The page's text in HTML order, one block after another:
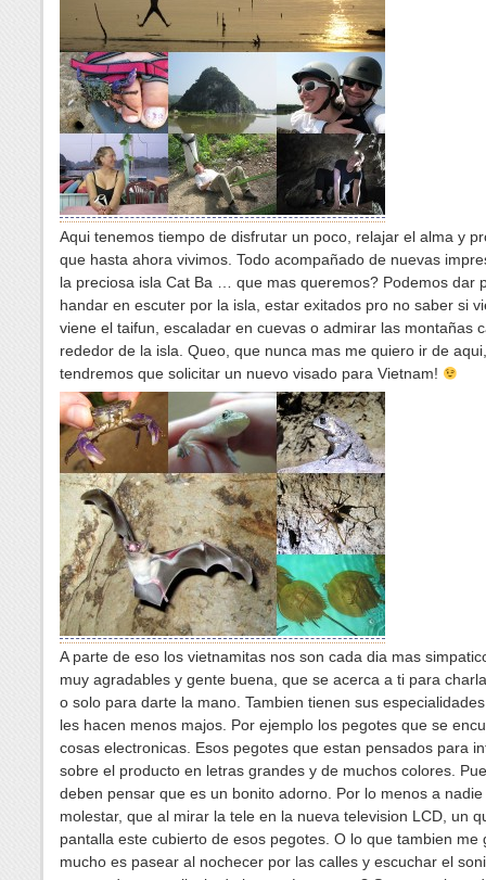
Aqui tenemos tiempo de disfrutar un poco, relajar el alma y
que hasta ahora vivimos. Todo acompañado de nuevas
la preciosa isla Cat Ba … que mas queremos? Podemos dar
handar en escuter por la isla, estar exitados pro no saber si
viene el taifun, escaladar en cuevas o admirar las montañas
rededor de la isla. Queo, que nunca mas me quiero ir de
tendremos que solicitar un nuevo visado para Vietnam!
A parte de eso los vietnamitas nos son cada dia mas
muy agradables y gente buena, que se acerca a ti para
o solo para darte la mano. Tambien tienen sus
les hacen menos majos. Por ejemplo los pegotes que se
cosas electronicas. Esos pegotes que estan pensados para
sobre el producto en letras grandes y de muchos colores.
deben pensar que es un bonito adorno. Por lo menos a
molestar, que al mirar la tele en la nueva television LCD, un
pantalla este cubierto de esos pegotes. O lo que tambien me
mucho es pasear al nochecer por las calles y escuchar el